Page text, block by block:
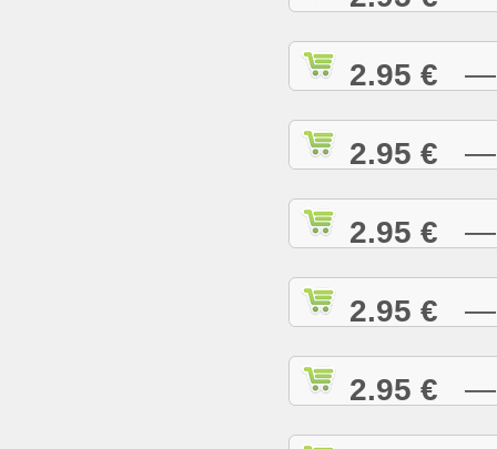
2.95 € —
2.95 € —
2.95 € —
2.95 € —
2.95 € —